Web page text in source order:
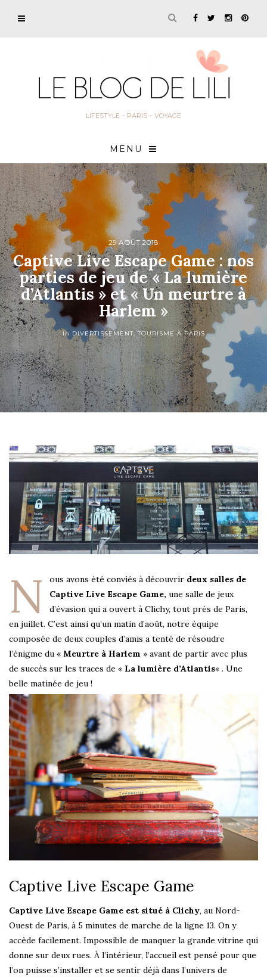
LIFESTYLE – PARIS – VOYAGE
MENU
29 AOÛT 2018
Captive Live Escape Game : nos
parties de jeu de « La lumière
d’Atlantis » et « Un meurtre à
Harlem »
In DIVERTISSEMENT,TOURISME À PARIS
N ous avons été conviés à découvrir deux salles de
Captive Live Escape Game, une salle de jeux
d’évasion qui a ouvert à Clichy, tout près de Paris,
en juillet. C’est ainsi qu’un matin d’août, notre équipe
composée de deux couples d’amis a tenté de résoudre
l’énigme du « Meurtre à Harlem » avant de partir avec plus
de succès sur les traces de « La lumière d’Atlantis« . Une
belle matinée de jeu !
Captive Live Escape Game
Captive Live Escape Game est situé à Clichy, au Nord-
Ouest de Paris, à 5 minutes de marche de la ligne 13. On y
accède facilement. Impossible de manquer la grande vitrine qui
donne sur deux rues. À l’intérieur, l’accueil est pensé pour que
l’on puisse s’installer et se sentir déjà dans l’univers de